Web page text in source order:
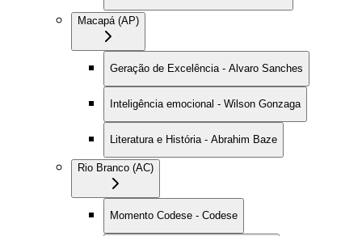
Macapá (AP)
Geração de Excelência - Alvaro Sanches
Inteligência emocional - Wilson Gonzaga
Literatura e História - Abrahim Baze
Rio Branco (AC)
Momento Codese - Codese